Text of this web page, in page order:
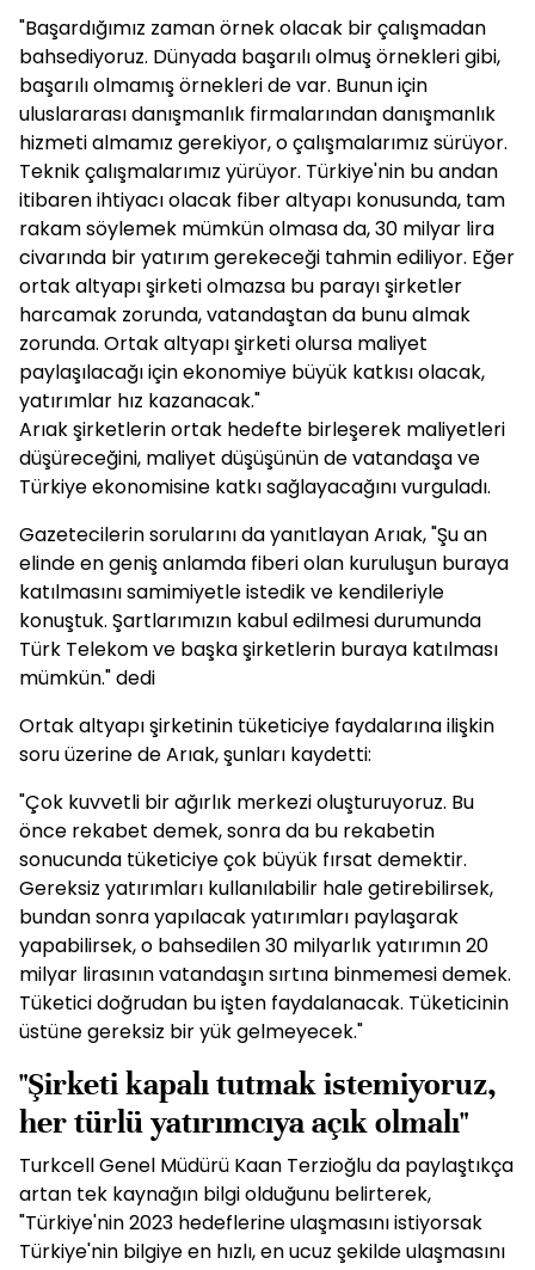
"Başardığımız zaman örnek olacak bir çalışmadan
bahsediyoruz. Dünyada başarılı olmuş örnekleri gibi,
başarılı olmamış örnekleri de var. Bunun için
uluslararası danışmanlık firmalarından danışmanlık
hizmeti almamız gerekiyor, o çalışmalarımız sürüyor.
Teknik çalışmalarımız yürüyor. Türkiye'nin bu andan
itibaren ihtiyacı olacak fiber altyapı konusunda, tam
rakam söylemek mümkün olmasa da, 30 milyar lira
civarında bir yatırım gerekeceği tahmin ediliyor. Eğer
ortak altyapı şirketi olmazsa bu parayı şirketler
harcamak zorunda, vatandaştan da bunu almak
zorunda. Ortak altyapı şirketi olursa maliyet
paylaşılacağı için ekonomiye büyük katkısı olacak,
yatırımlar hız kazanacak."
Arıak şirketlerin ortak hedefte birleşerek maliyetleri
düşüreceğini, maliyet düşüşünün de vatandaşa ve
Türkiye ekonomisine katkı sağlayacağını vurguladı.
Gazetecilerin sorularını da yanıtlayan Arıak, "Şu an
elinde en geniş anlamda fiberi olan kuruluşun buraya
katılmasını samimiyetle istedik ve kendileriyle
konuştuk. Şartlarımızın kabul edilmesi durumunda
Türk Telekom ve başka şirketlerin buraya katılması
mümkün." dedi
Ortak altyapı şirketinin tüketiciye faydalarına ilişkin
soru üzerine de Arıak, şunları kaydetti:
"Çok kuvvetli bir ağırlık merkezi oluşturuyoruz. Bu
önce rekabet demek, sonra da bu rekabetin
sonucunda tüketiciye çok büyük fırsat demektir.
Gereksiz yatırımları kullanılabilir hale getirebilirsek,
bundan sonra yapılacak yatırımları paylaşarak
yapabilirsek, o bahsedilen 30 milyarlık yatırımın 20
milyar lirasının vatandaşın sırtına binmemesi demek.
Tüketici doğrudan bu işten faydalanacak. Tüketicinin
üstüne gereksiz bir yük gelmeyecek."
"Şirketi kapalı tutmak istemiyoruz,
her türlü yatırımcıya açık olmalı"
Turkcell Genel Müdürü Kaan Terzioğlu da paylaştıkça
artan tek kaynağın bilgi olduğunu belirterek,
"Türkiye'nin 2023 hedeflerine ulaşmasını istiyorsak
Türkiye'nin bilgiye en hızlı, en ucuz şekilde ulaşmasını